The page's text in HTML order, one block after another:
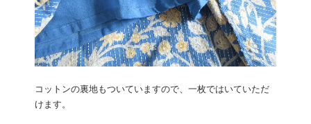
コットンの裏地もついていますので、一枚ではいていただ
けます。